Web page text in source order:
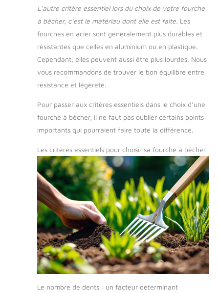
L’autre critère essentiel lors du choix de votre fourche
à bêcher, c’est le matériau dont elle est faite. Les
fourches en acier sont généralement plus durables et
résistantes que celles en aluminium ou en plastique.
Cependant, elles peuvent aussi être plus lourdes. Nous
vous recommandons de trouver le bon équilibre entre
résistance et légèreté.
Pour passer aux critères essentiels dans le choix d’une
fourche à bêcher, il ne faut pas oublier certains points
importants qui pourraient faire toute la différence.
Les critères essentiels pour choisir sa fourche à bêcher
Le nombre de dents : un facteur déterminant